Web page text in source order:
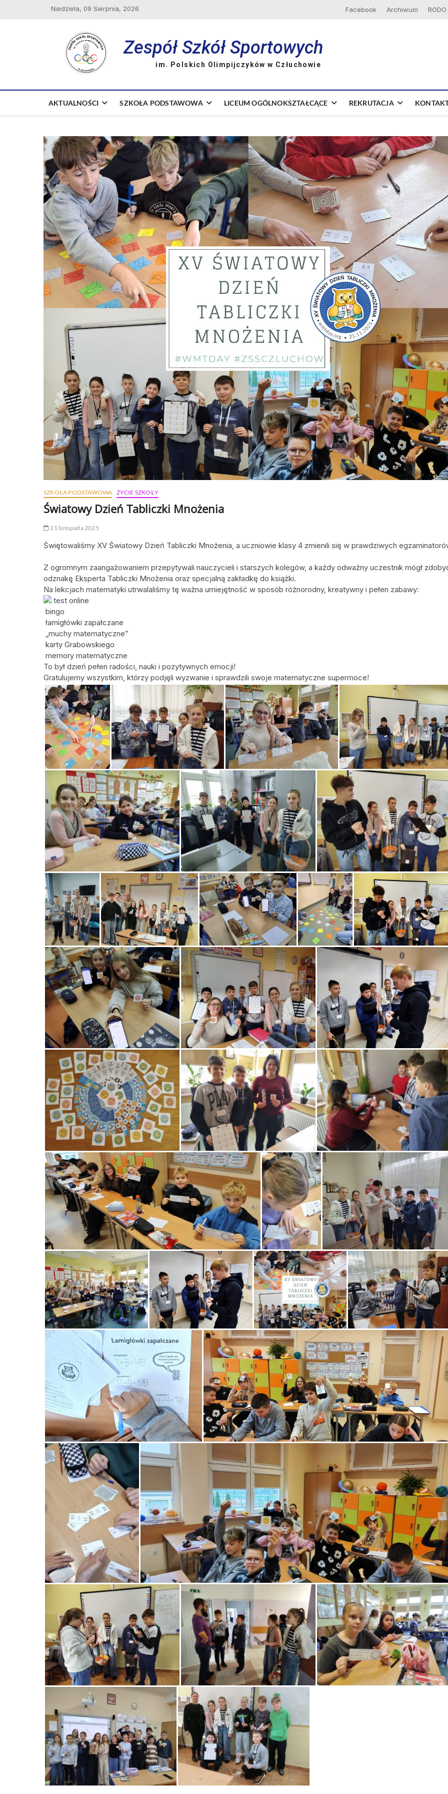
Niedziela, 09 Sierpnia, 2026 Facebook Archiwum RODO
Zespół Szkół Sportowych
im. Polskich Olimpijczyków w Człuchowie
AKTUALNOŚCI SZKOŁA PODSTAWOWA LICEUM OGÓLNOKSZTAŁCĄCE REKRUTACJA
SZKOŁA PODSTAWOWA ŻYCIE SZKOŁY
Światowy Dzień Tabliczki Mnożenia
21 listopada 2025
Świętowaliśmy XV Światowy Dzień Tabliczki Mnożenia, a uczniowie klasy 4 zmienili się w prawdziwych
Z ogromnym zaangażowaniem przepytywali nauczycieli i starszych kolegów, a każdy odważny uczestnik mógł
odznakę Eksperta Tabliczki Mnożenia oraz specjalną zakładkę do książki.
Na lekcjach matematyki utrwalaliśmy tę ważna umiejętność w sposób różnorodny, kreatywny i pełen zabawy:
test online
bingo
łamigłówki zapałczane
„muchy matematyczne”
karty Grabowskiego
memory matematyczne
To był dzień pełen radości, nauki i pozytywnych emocji!
Gratulujemy wszystkim, którzy podjęli wyzwanie i sprawdzili swoje matematyczne supermoce!